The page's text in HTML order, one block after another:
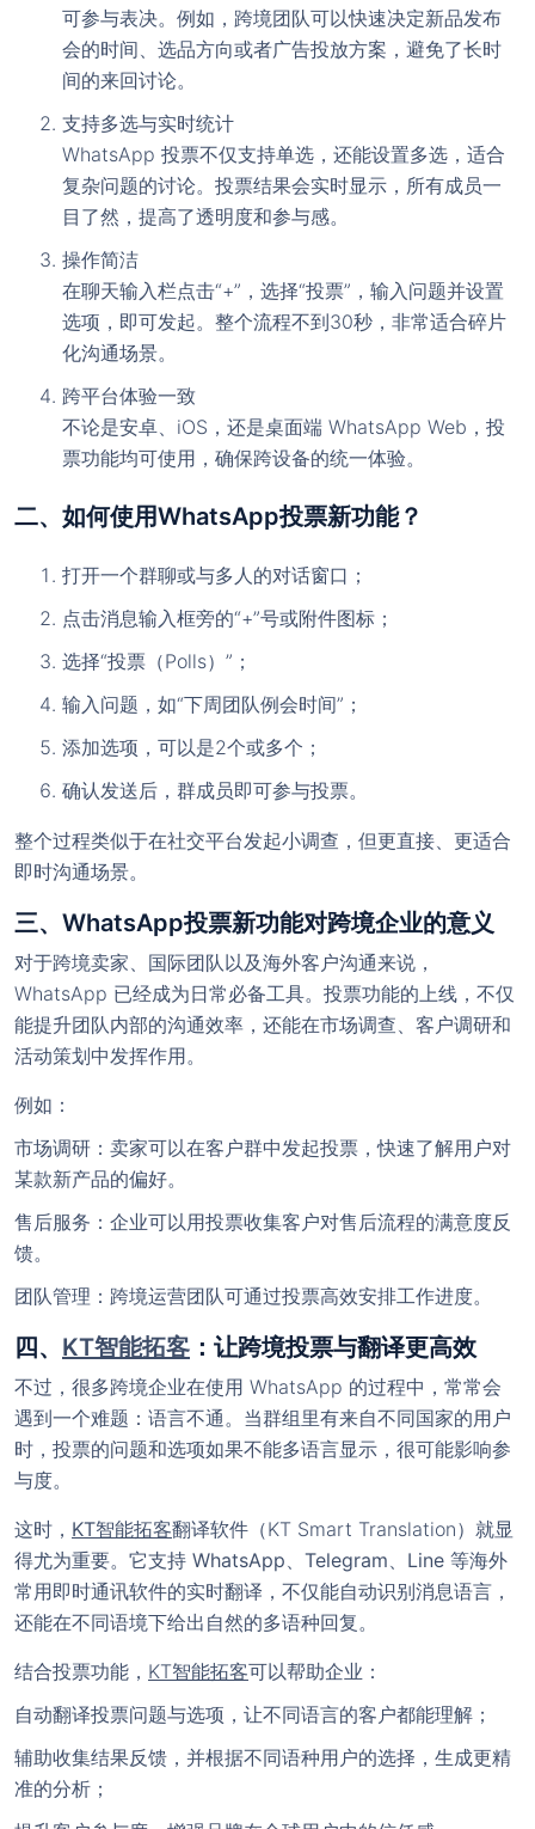
可参与表决。例如，跨境团队可以快速决定新品发布
会的时间、选品方向或者广告投放方案，避免了长时
间的来回讨论。
支持多选与实时统计
WhatsApp 投票不仅支持单选，还能设置多选，适合
复杂问题的讨论。投票结果会实时显示，所有成员一
目了然，提高了透明度和参与感。
操作简洁
在聊天输入栏点击“+”，选择“投票”，输入问题并设置
选项，即可发起。整个流程不到30秒，非常适合碎片
化沟通场景。
跨平台体验一致
不论是安卓、iOS，还是桌面端 WhatsApp Web，投
票功能均可使用，确保跨设备的统一体验。
二、如何使用WhatsApp投票新功能？
打开一个群聊或与多人的对话窗口；
点击消息输入框旁的“+”号或附件图标；
选择“投票（Polls）”；
输入问题，如“下周团队例会时间”；
添加选项，可以是2个或多个；
确认发送后，群成员即可参与投票。
整个过程类似于在社交平台发起小调查，但更直接、更适合
即时沟通场景。
三、WhatsApp投票新功能对跨境企业的意义
对于跨境卖家、国际团队以及海外客户沟通来说，
WhatsApp 已经成为日常必备工具。投票功能的上线，不仅
能提升团队内部的沟通效率，还能在市场调查、客户调研和
活动策划中发挥作用。
例如：
市场调研 ：卖家可以在客户群中发起投票，快速了解用户对
某款新产品的偏好。
售后服务 ：企业可以用投票收集客户对售后流程的满意度反
馈。
团队管理 ：跨境运营团队可通过投票高效安排工作进度。
四、 KT智能拓客 ：让跨境投票与翻译更高效
不过，很多跨境企业在使用 WhatsApp 的过程中，常常会
遇到一个难题： 语言不通 。当群组里有来自不同国家的用户
时，投票的问题和选项如果不能多语言显示，很可能影响参
与度。
这时， KT智能拓客翻译软件 （KT Smart Translation）就显
得尤为重要。它支持 WhatsApp、Telegram、Line 等海外
常用即时通讯软件的实时翻译 ，不仅能自动识别消息语言，
还能在不同语境下给出自然的多语种回复。
结合投票功能， KT智能拓客可以帮助企业：
自动翻译投票问题与选项 ，让不同语言的客户都能理解；
辅助收集结果反馈 ，并根据不同语种用户的选择，生成更精
准的分析；